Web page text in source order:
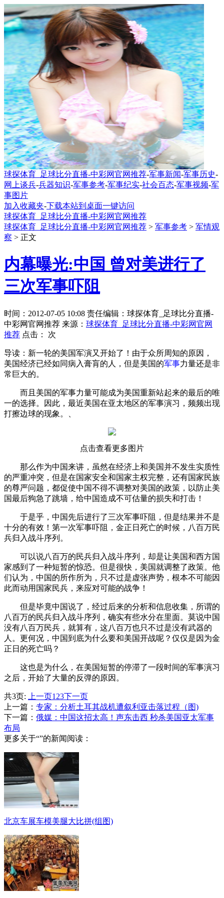
球探体育_足球比分直播-中彩网官网推荐-军事新闻-军事历史-
网上谈兵-兵器知识-军事参考-军事纪实-社会百态-军事视频-军
事图片
加入收藏夹-下载本站到桌面一键访问
球探体育_足球比分直播-中彩网官网推荐
球探体育_足球比分直播-中彩网官网推荐 > 军事参考 > 军情观
察 > 正文
内幕曝光:中国 曾对美进行了
三次军事吓阻
时间：2012-07-05 10:08 责任编辑：球探体育_足球比分直播-
中彩网官网推荐 来源： 球探体育_足球比分直播-中彩网官网
推荐 点击： 次
导读：新一轮的美国军演又开始了！由于众所周知的原因，
美国经济已经如同病入膏肓的人，但是美国的军事力量还是非
常巨大的。
而且美国的军事力量可能成为美国重新站起来的最后的唯
一的选择。因此，最近美国在亚太地区的军事演习，频频出现
打擦边球的现象。、
点击查看更多图片
那么作为中国来讲，虽然在经济上和美国并不发生实质性
的严重冲突，但是在国家安全和国家主权完整，还有国家民族
的尊严问题，都促使中国不得不调整对美国的政策，以防止美
国最后狗急了跳墙，给中国造成不可估量的损失和打击！
于是乎，中国先后进行了三次军事吓阻，但是结果并不是
十分的有效！第一次军事吓阻，金正日死亡的时候，八百万民
兵归入战斗序列。
可以说八百万的民兵归入战斗序列，却是让美国和西方国
家感到了一种短暂的惊恐。但是很快，美国就调整了政策。他
们认为，中国的所作所为，只不过是虚张声势，根本不可能因
此而动用国家民兵，来应对可能的战争！
但是毕竟中国说了，经过后来的分析和信息收集，所谓的
八百万的民兵归入战斗序列，确实有些水分在里面。莫说中国
没有八百万民兵，就算有，这八百万也只不过是没有武器的
人。更何况，中国到底为什么要和美国开战呢？仅仅是因为金
正日的死亡吗？
这也是为什么，在美国短暂的停滞了一段时间的军事演习
之后，开始了大量的反弹的原因。
共3页: 上一页1 23下一页
上一篇： 专家：分析土耳其战机遭叙利亚击落过程（图)
下一篇： 俄媒：中国这招太高！声东击西 秒杀美国亚太军事
布局
更多关于“”的新闻阅读：
北京车展车模美腿大比拼(组图)